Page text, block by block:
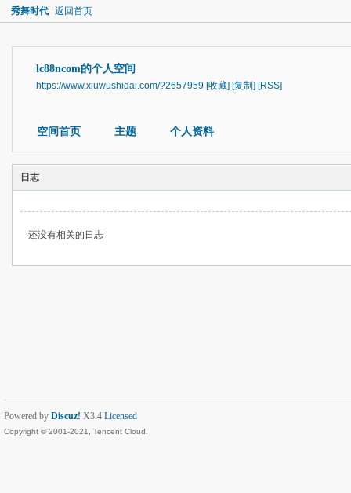
秀舞时代 返回首页
lc88ncom的个人空间
https://www.xiuwushidai.com/?2657959 [收藏] [复制] [RSS]
空间首页 主题 个人资料
日志
还没有相关的日志
Powered by Discuz! X3.4 Licensed
Copyright © 2001-2021, Tencent Cloud.